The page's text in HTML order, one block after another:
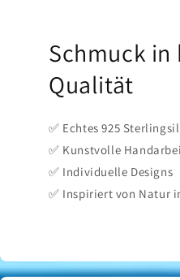
Schmuck in
Qualität
✅ Echtes 925
✅ Kunstvolle
✅ Individuelle Designs
✅ Inspiriert von Natur